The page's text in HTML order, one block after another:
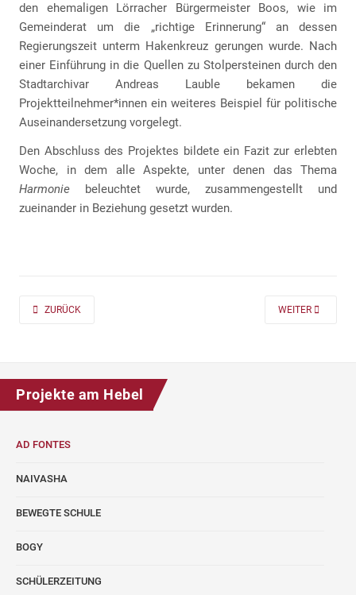
den ehemaligen Lörracher Bürgermeister Boos, wie im
Gemeinderat um die „richtige Erinnerung“ an dessen
Regierungszeit unterm Hakenkreuz gerungen wurde. Nach
einer Einführung in die Quellen zu Stolpersteinen durch den
Stadtarchivar Andreas Lauble bekamen die
Projektteilnehmer*innen ein weiteres Beispiel für politische
Auseinandersetzung vorgelegt.
Den Abschluss des Projektes bildete ein Fazit zur erlebten
Woche, in dem alle Aspekte, unter denen das Thema
Harmonie beleuchtet wurde, zusammengestellt und
zueinander in Beziehung gesetzt wurden.
PREVIOUS ARTICLE: AD FONTES 2019/20 „MASS“ FÜR DIE KLASSEN 7
ZURÜCK NEXT ARTICLE:
WEITER
Projekte am Hebel
AD FONTES
NAIVASHA
BEWEGTE SCHULE
BOGY
SCHÜLERZEITUNG